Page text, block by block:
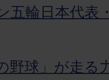
五輪日本代表
野球」が走る